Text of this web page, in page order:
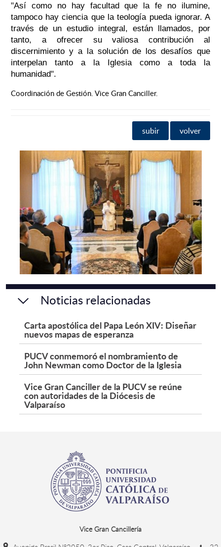
"Así como no hay facultad que la fe no ilumine,
tampoco hay ciencia que la teología pueda ignorar. A
través de un estudio integral, están llamados, por
tanto, a ofrecer su valiosa contribución al
discernimiento y a la solución de los desafíos que
interpelan tanto a la Iglesia como a toda la
humanidad".
Coordinación de Gestión. Vice Gran Canciller.
subir volver
Noticias relacionadas
Carta apostólica del Papa León XIV: Diseñar
nuevos mapas de esperanza
PUCV conmemoró el nombramiento de
John Newman como Doctor de la Iglesia
Vice Gran Canciller de la PUCV se reúne
con autoridades de la Diócesis de
Valparaíso
Vice Gran Cancillería